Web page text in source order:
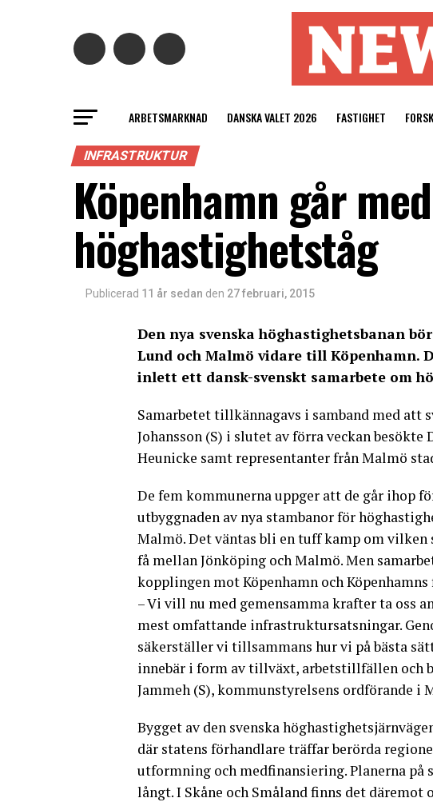
ARBETSMARKNAD DANSKA VALET 2026 FASTIGHET
INFRASTRUKTUR
Köpenhamn går
höghastighetståg
Publicerad 11 år sedan den 27 februari, 2015
Den nya svenska höghastighetsbanan
Lund och Malmö vidare till Köpenhamn.
inlett ett dansk-svenskt samarbete om
Samarbetet tillkännagavs i samband med
Johansson (S) i slutet av förra veckan
Heunicke samt representanter från Malmö
De fem kommunerna uppger att de går ihop
utbyggnaden av nya stambanor för
Malmö. Det väntas bli en tuff kamp om
få mellan Jönköping och Malmö. Men
kopplingen mot Köpenhamn och
– Vi vill nu med gemensamma krafter ta oss
mest omfattande infrastruktursatsningar.
säkerställer vi tillsammans hur vi på bästa
innebär i form av tillväxt, arbetstillfällen och
Jammeh (S), kommunstyrelsens ordförande i
Bygget av den svenska
där statens förhandlare träffar berörda
utformning och medfinansiering. Planerna
långt. I Skåne och Småland finns det